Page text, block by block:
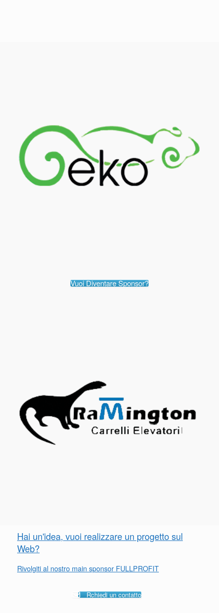
Vuoi Diventare Sponsor?
Hai un'idea, vuoi realizzare un progetto sul
Web?
Rivolgiti al nostro main sponsor FULLPROFIT
Rchiedi un contatto